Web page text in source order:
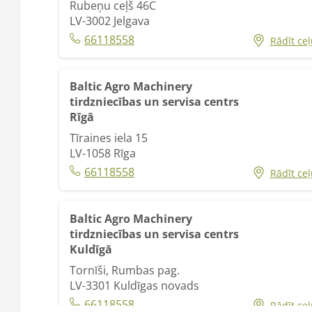
Rubeņu ceļš 46C
LV-3002 Jelgava
66118558
Rādīt
Baltic Agro Machinery
tirdzniecības un servisa centrs
Rīgā
Tīraines iela 15
LV-1058 Rīga
66118558
Rādīt
Baltic Agro Machinery
tirdzniecības un servisa centrs
Kuldīgā
Tornīši, Rumbas pag.
LV-3301 Kuldīgas novads
66118558
Rādīt